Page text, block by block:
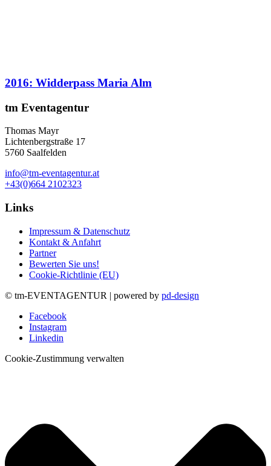
2016: Widderpass Maria Alm
tm Eventagentur
Thomas Mayr
Lichtenbergstraße 17
5760 Saalfelden
info@tm-eventagentur.at
+43(0)664 2102323
Links
Impressum & Datenschutz
Kontakt & Anfahrt
Partner
Bewerten Sie uns!
Cookie-Richtlinie (EU)
© tm-EVENTAGENTUR | powered by pd-design
Facebook
Instagram
Linkedin
Cookie-Zustimmung verwalten